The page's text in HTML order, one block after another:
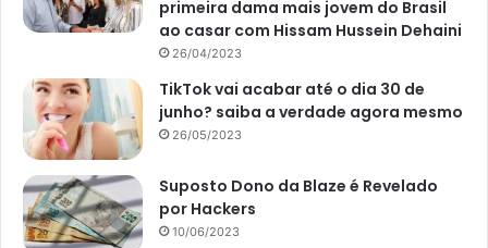
primeira dama mais jovem do Brasil
ao casar com Hissam Hussein Dehaini
26/04/2023
TikTok vai acabar até o dia 30 de
junho? saiba a verdade agora mesmo
26/05/2023
Suposto Dono da Blaze é Revelado
por Hackers
10/06/2023